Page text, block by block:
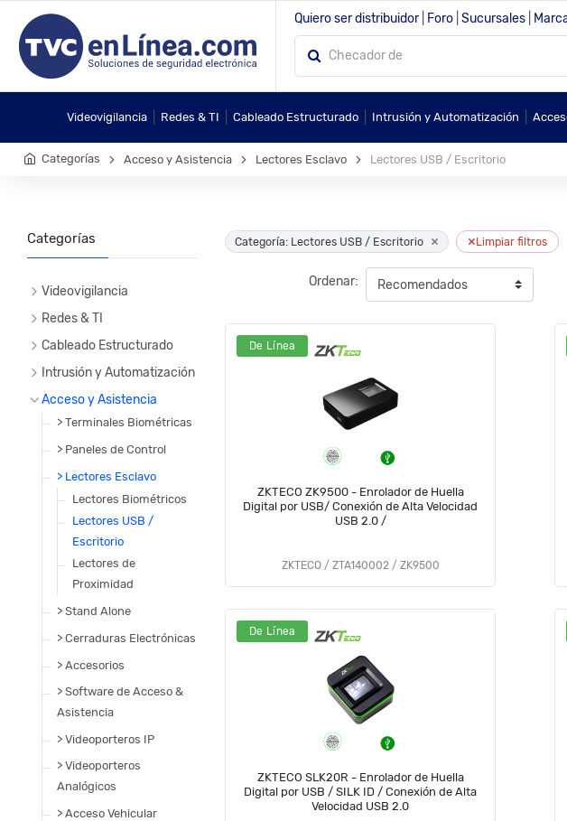
Quiero ser distribuidor Foro Sucursales
Videovigilancia Redes & TI Cableado Estructurado Intrusión y Automatización
Categorías Acceso y Asistencia Lectores Esclavo Lectores USB / Escritorio
Categoría: Lectores USB / Escritorio × ×Limpiar filtros
Ordenar:
De Línea
ZKTECO ZK9500 - Enrolador de Huella
Digital por USB/ Conexión de Alta Velocidad
USB 2.0 /
ZKTECO / ZTA140002 / ZK9500
De Línea
ZKTECO SLK20R - Enrolador de Huella
Digital por USB / SILK ID / Conexión de Alta
Velocidad USB 2.0
Categorías
Videovigilancia
Redes & TI
Cableado Estructurado
Intrusión y Automatización
Acceso y Asistencia
> Terminales Biométricas
> Paneles de Control
> Lectores Esclavo
Lectores Biométricos
Lectores USB /
Escritorio
Lectores de
Proximidad
> Stand Alone
> Cerraduras Electrónicas
> Accesorios
> Software de Acceso &
Asistencia
> Videoporteros IP
> Videoporteros
Analógicos
> Acceso Vehicular